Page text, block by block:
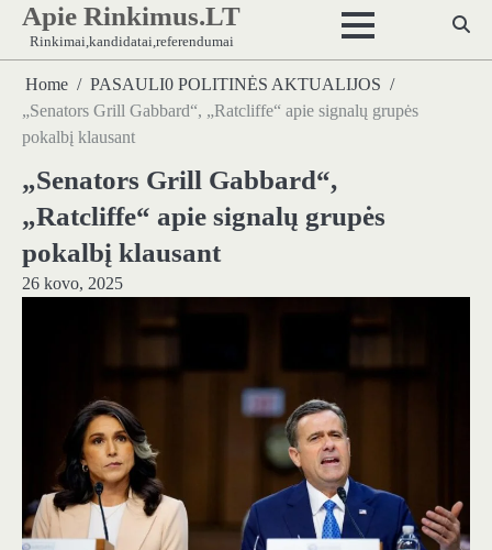
Skip
content
Apie Rinkimus.LT
Rinkimai,kandidatai,referendumai
Home
PASAULI0 POLITINĖS AKTUALIJOS
„Senators Grill Gabbard“, „Ratcliffe“ apie signalų grupės
pokalbį klausant
„Senators Grill Gabbard“,
„Ratcliffe“ apie signalų grupės
pokalbį klausant
26 kovo, 2025